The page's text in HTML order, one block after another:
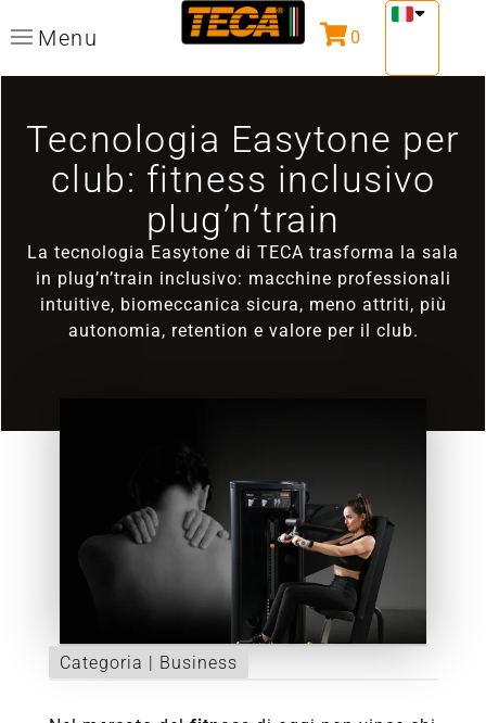
Menu 0
Tecnologia Easytone per
club: fitness inclusivo
plug’n’train
La tecnologia Easytone di TECA trasforma la sala
in plug’n’train inclusivo: macchine professionali
intuitive, biomeccanica sicura, meno attriti, più
autonomia, retention e valore per il club.
Categoria | Business